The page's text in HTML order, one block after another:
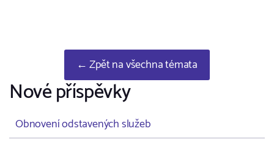
← Zpět na všechna témata
Nové příspěvky
Obnovení odstavených služeb